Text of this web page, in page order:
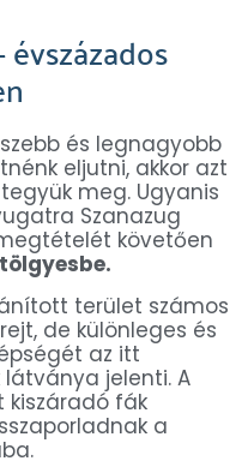
és legnagyobb
eljutni, akkor azt
meg. Ugyanis
Szanazug
követően
terület számos
de különleges és
az itt
jelenti. A
fák
a